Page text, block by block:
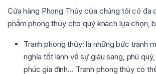
Cửa hàng Phong Thủy của chúng tôi có đa
phẩm phong thủy cho quý khách lựa chọn,
Tranh phong thủy: là những bức tranh
nghĩa tốt lành về sự giàu sang, phú
phúc gia đình… Tranh phong thủy có